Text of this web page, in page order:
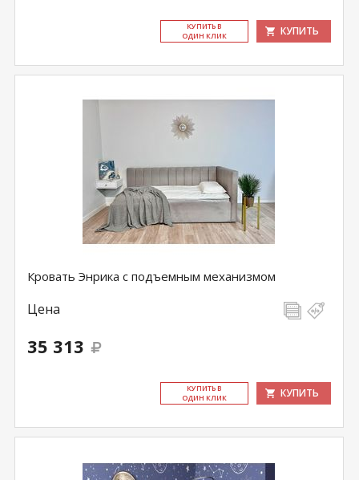
КУ­ПИТЬ В
ОДИН КЛИК
КУПИТЬ
Кровать Энрика с подъемным механизмом
Цена
35 313
КУ­ПИТЬ В
ОДИН КЛИК
КУПИТЬ